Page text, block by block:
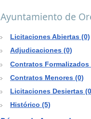
Ayuntamiento de
Licitaciones Abiertas (0)
Adjudicaciones (0)
Contratos Formalizados
Contratos Menores (0)
Licitaciones Desiertas
Histórico (5)